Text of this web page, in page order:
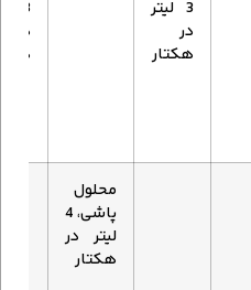
3 لیتر
در
هکتار
در
محلول
پاشی، 4
لیتر در
هکتار